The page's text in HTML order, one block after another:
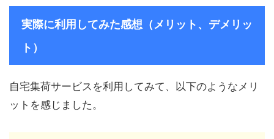
実際に利用してみた感想（メリット、デメリッ
ト）
自宅集荷サービスを利用してみて、以下のようなメリ
ットを感じました。